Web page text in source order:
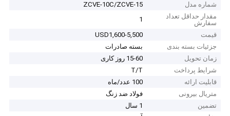
شماره مدل
ZCVE-10C/ZCVE-15
مقدار حداقل تعداد
سفارش
1
قیمت
USD1,600-5,500
جزئیات بسته بندی
بسته صادرات
زمان تحویل
15-60 روز کاری
شرایط پرداخت
T/T
قابلیت ارائه
100 عدد/ماه
متریال بیرونی
فولاد ضد زنگ
تضمین
1 سال